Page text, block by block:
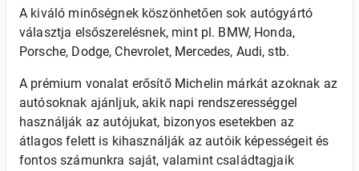
A kiváló minőségnek köszönhetően sok autógyártó
választja elsőszerelésnek, mint pl. BMW, Honda,
Porsche, Dodge, Chevrolet, Mercedes, Audi, stb.
A prémium vonalat erősítő Michelin márkát azoknak az
autósoknak ajánljuk, akik napi rendszerességgel
használják az autójukat, bizonyos esetekben az
átlagos felett is kihasználják az autóik képességeit és
fontos számunkra saját, valamint családtagjaik